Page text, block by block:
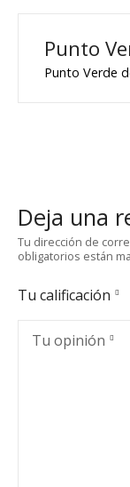
Punto
Punto Verde
Deja una
Tu dirección de
obligatorios están
Tu calificación
Tu opinión